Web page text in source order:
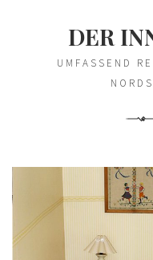
DER
UMFASSEND